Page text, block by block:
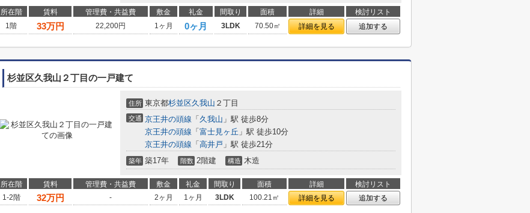
所在階 賃料 管理費・共益費 敷金 礼金 間取り 面積 詳細
検討リスト
1階
33万円 22,200円 1ヶ月 0ヶ月 3LDK 70.50㎡ 詳細を見る 追加する
杉並区久我山２丁目の一戸建て
住所 東京都杉並区久我山 ２丁目
交通 京王井の頭線 「 久我山 」駅 徒歩8分
京王井の頭線 「 富士見ヶ丘 」駅 徒歩10分
京王井の頭線 「 高井戸 」駅 徒歩21分
築年 築17年 階数 2階建 構造 木造
所在階 賃料 管理費・共益費 敷金 礼金 間取り 面積 詳細
検討リスト
1-2階
32万円 - 2ヶ月 1ヶ月 3LDK 100.21㎡ 詳細を見る 追加する